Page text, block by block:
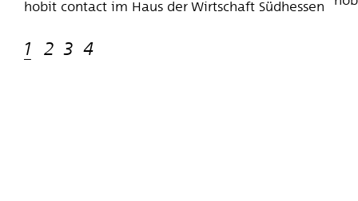
hobit contact im Haus der Wirtschaft Südhessen
1 2 3 4